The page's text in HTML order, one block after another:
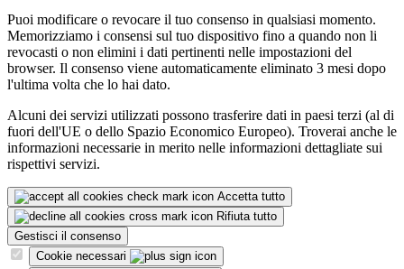
Puoi modificare o revocare il tuo consenso in qualsiasi momento.
Memorizziamo i consensi sul tuo dispositivo fino a quando non li
revocasti o non elimini i dati pertinenti nelle impostazioni del
browser. Il consenso viene automaticamente eliminato 3 mesi dopo
l'ultima volta che lo hai dato.
Alcuni dei servizi utilizzati possono trasferire dati in paesi terzi (al di
fuori dell'UE o dello Spazio Economico Europeo). Troverai anche le
informazioni necessarie in merito nelle informazioni dettagliate sui
rispettivi servizi.
Accetta tutto
Rifiuta tutto
Gestisci il consenso
Cookie necessari